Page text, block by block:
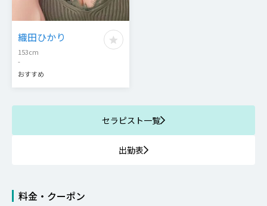
織田ひかり
153cm
-
おすすめ
セラピスト一覧
出勤表
料金・クーポン